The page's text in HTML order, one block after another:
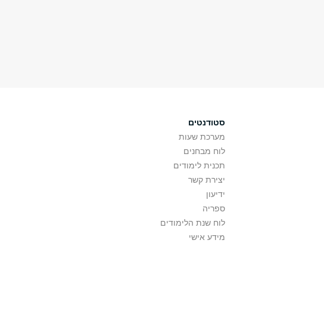
סטודנטים
מערכת שעות
לוח מבחנים
תכנית לימודים
יצירת קשר
ידיעון
ספריה
לוח שנת הלימודים
מידע אישי